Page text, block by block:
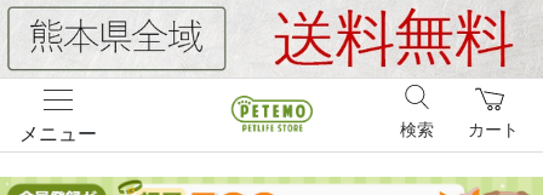
メニュー カート
検索